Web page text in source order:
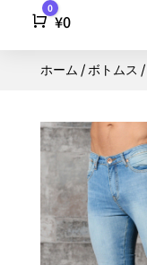
Cart
0
¥0
ホーム /ボトムス /